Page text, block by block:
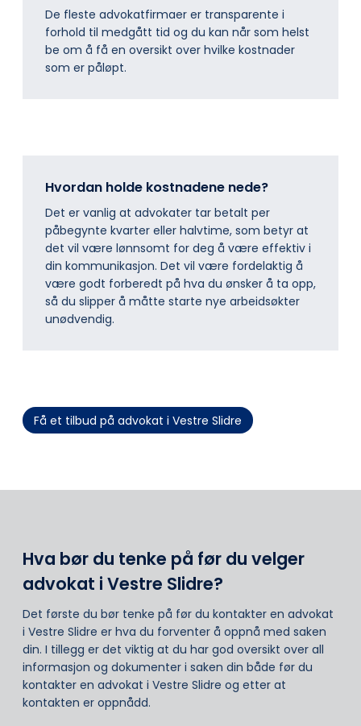
De fleste advokatfirmaer er transparente i
forhold til medgått tid og du kan når som helst
be om å få en oversikt over hvilke kostnader
som er påløpt.
Hvordan holde kostnadene nede?
Det er vanlig at advokater tar betalt per
påbegynte kvarter eller halvtime, som betyr at
det vil være lønnsomt for deg å være effektiv i
din kommunikasjon. Det vil være fordelaktig å
være godt forberedt på hva du ønsker å ta opp,
så du slipper å måtte starte nye arbeidsøkter
unødvendig.
Få et tilbud på advokat i Vestre Slidre
Hva bør du tenke på før du velger
advokat i Vestre Slidre?
Det første du bør tenke på før du kontakter en advokat
i Vestre Slidre er hva du forventer å oppnå med saken
din. I tillegg er det viktig at du har god oversikt over all
informasjon og dokumenter i saken din både før du
kontakter en advokat i Vestre Slidre og etter at
kontakten er oppnådd.